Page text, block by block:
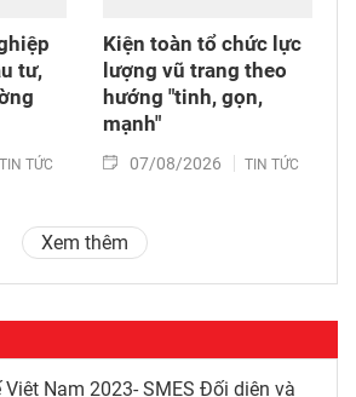
tư,
TIN TỨC
Kiện toàn tổ chức lực
lượng vũ trang theo
hướng "tinh, gọn,
mạnh"
07/08/2026 TIN TỨC
Xem thêm
Việt Nam 2023- SMES Đối diện và